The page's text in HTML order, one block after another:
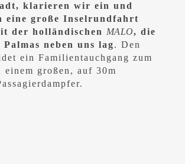
klarieren wir ein und
eine große Inselrundfahrt
der holländischen MALO, die
neben uns lag. Den
ein Familientauchgang zum
einem großen, auf 30m